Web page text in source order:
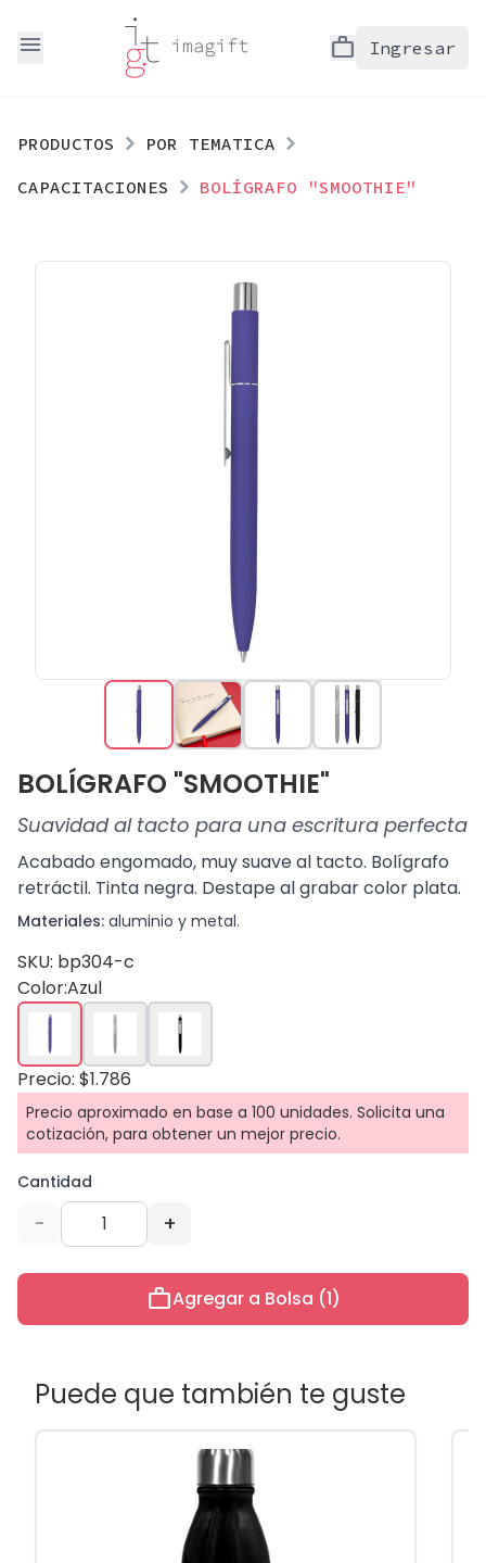
menu work Ingresar
PRODUCTOS
POR TEMATICA
CAPACITACIONES
BOLÍGRAFO "SMOOTHIE"
BOLÍGRAFO "SMOOTHIE"
Suavidad al tacto para una escritura perfecta
Acabado engomado, muy suave al tacto. Bolígrafo
retráctil. Tinta negra. Destape al grabar color plata.
Materiales: aluminio y metal.
SKU: bp304-c
Color:Azul
Precio: $1.786
Precio aproximado en base a 100 unidades. Solicita una
cotización, para obtener un mejor precio.
Cantidad
- +
workAgregar a Bolsa (1)
Puede que también te guste